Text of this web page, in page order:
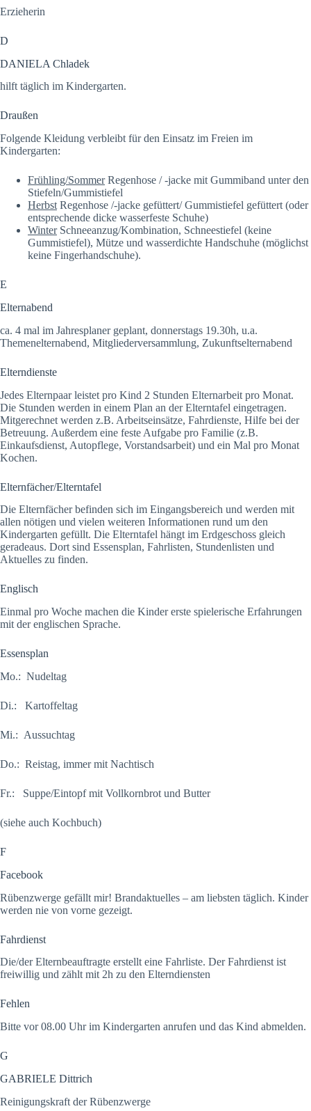
Erzieherin
D
DANIELA Chladek
hilft täglich im Kindergarten.
Draußen
Folgende Kleidung verbleibt für den Einsatz im Freien im
Kindergarten:
Frühling/SommerRegenhose / -jacke mit Gummiband unter den
Stiefeln/Gummistiefel
Herbst Regenhose /-jacke gefüttert/ Gummistiefel gefüttert (oder
entsprechende dicke wasserfeste Schuhe)
WinterSchneeanzug/Kombination, Schneestiefel (keine
Gummistiefel), Mütze und wasserdichte Handschuhe (möglichst
keine Fingerhandschuhe).
E
Elternabend
ca. 4 mal im Jahresplaner geplant, donnerstags 19.30h, u.a.
Themenelternabend, Mitgliederversammlung, Zukunftselternabend
Elterndienste
Jedes Elternpaar leistet pro Kind 2 Stunden Elternarbeit pro Monat.
Die Stunden werden in einem Plan an der Elterntafel eingetragen.
Mitgerechnet werden z.B. Arbeitseinsätze, Fahrdienste, Hilfe bei der
Betreuung. Außerdem eine feste Aufgabe pro Familie (z.B.
Einkaufsdienst, Autopflege, Vorstandsarbeit) und ein Mal pro Monat
Kochen.
Elternfächer/Elterntafel
Die Elternfächer befinden sich im Eingangsbereich und werden mit
allen nötigen und vielen weiteren Informationen rund um den
Kindergarten gefüllt. Die Elterntafel hängt im Erdgeschoss gleich
geradeaus. Dort sind Essensplan, Fahrlisten, Stundenlisten und
Aktuelles zu finden.
Englisch
Einmal pro Woche machen die Kinder erste spielerische Erfahrungen
mit der englischen Sprache.
Essensplan
Mo.: Nudeltag
Di.: Kartoffeltag
Mi.: Aussuchtag
Do.: Reistag, immer mit Nachtisch
Fr.: Suppe/Eintopf mit Vollkornbrot und Butter
(siehe auch Kochbuch)
F
Facebook
Rübenzwerge gefällt mir! Brandaktuelles – am liebsten täglich. Kinder
werden nie von vorne gezeigt.
Fahrdienst
Die/der Elternbeauftragte erstellt eine Fahrliste. Der Fahrdienst ist
freiwillig und zählt mit 2h zu den Elterndiensten
Fehlen
Bitte vor 08.00 Uhr im Kindergarten anrufen und das Kind abmelden.
G
GABRIELE Dittrich
Reinigungskraft der Rübenzwerge